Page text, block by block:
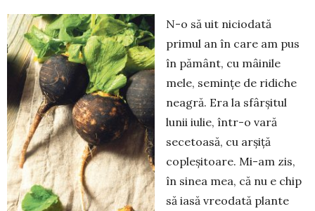
N-o să uit niciodată
primul an în care am pus
în pământ, cu mâinile
mele, semințe de ridiche
neagră. Era la sfâr­șitul
lunii iulie, într-o vară
secetoasă, cu arșiță
copleșitoare. Mi-am zis,
în sinea mea, că nu e chip
să iasă vreodată plante